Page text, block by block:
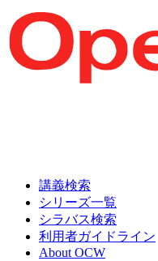
講義検索
シリーズ一覧
シラバス検索
利用者ガイドライン
About OCW